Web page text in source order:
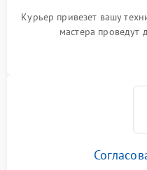
Курьер привезет вашу
мастера проведут